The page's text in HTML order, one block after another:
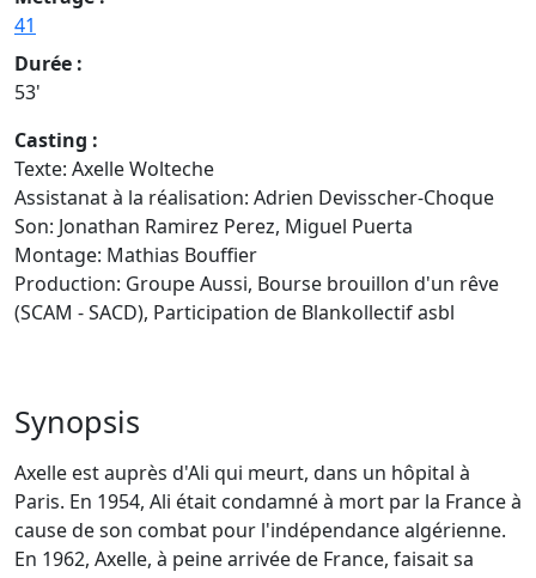
41
Durée :
53'
Casting :
Texte: Axelle Wolteche
Assistanat à la réalisation: Adrien Devisscher-Choque
Son: Jonathan Ramirez Perez, Miguel Puerta
Montage: Mathias Bouffier
Production: Groupe Aussi, Bourse brouillon d'un rêve
(SCAM - SACD), Participation de Blankollectif asbl
Synopsis
Axelle est auprès d'Ali qui meurt, dans un hôpital à
Paris. En 1954, Ali était condamné à mort par la France à
cause de son combat pour l'indépendance algérienne.
En 1962, Axelle, à peine arrivée de France, faisait sa